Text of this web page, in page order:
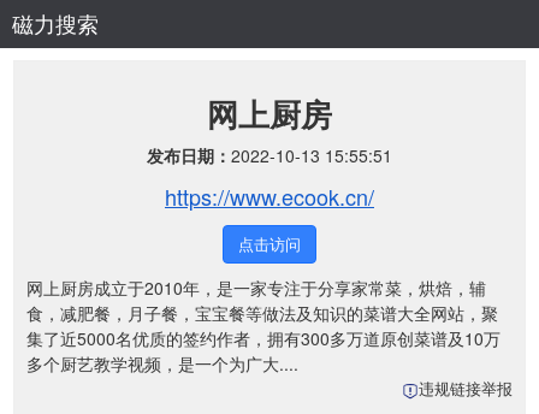
磁力搜索
网上厨房
发布日期： 2022-10-13 15:55:51
https://www.ecook.cn/
点击访问
网上厨房成立于2010年，是一家专注于分享家常菜，烘焙，辅
食，减肥餐，月子餐，宝宝餐等做法及知识的菜谱大全网站，聚
集了近5000名优质的签约作者，拥有300多万道原创菜谱及10万
多个厨艺教学视频，是一个为广大....
违规链接举报